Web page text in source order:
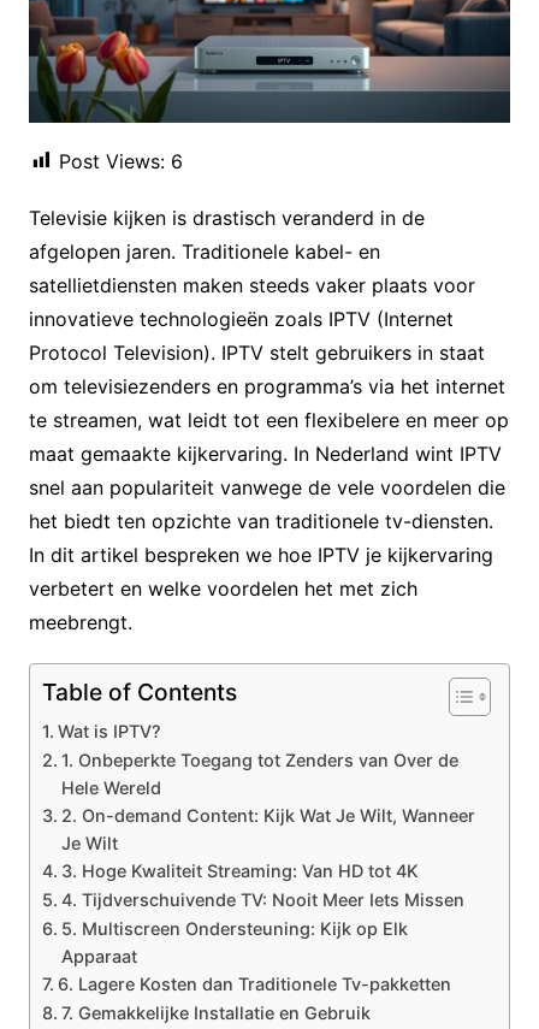
Post Views: 6
Televisie kijken is drastisch veranderd in de
afgelopen jaren. Traditionele kabel- en
satellietdiensten maken steeds vaker plaats voor
innovatieve technologieën zoals IPTV (Internet
Protocol Television). IPTV stelt gebruikers in staat
om televisiezenders en programma’s via het internet
te streamen, wat leidt tot een flexibelere en meer op
maat gemaakte kijkervaring. In Nederland wint IPTV
snel aan populariteit vanwege de vele voordelen die
het biedt ten opzichte van traditionele tv-diensten.
In dit artikel bespreken we hoe IPTV je kijkervaring
verbetert en welke voordelen het met zich
meebrengt.
Table of Contents
Wat is IPTV?
1. Onbeperkte Toegang tot Zenders van Over de
Hele Wereld
2. On-demand Content: Kijk Wat Je Wilt, Wanneer
Je Wilt
3. Hoge Kwaliteit Streaming: Van HD tot 4K
4. Tijdverschuivende TV: Nooit Meer Iets Missen
5. Multiscreen Ondersteuning: Kijk op Elk
Apparaat
6. Lagere Kosten dan Traditionele Tv-pakketten
7. Gemakkelijke Installatie en Gebruik